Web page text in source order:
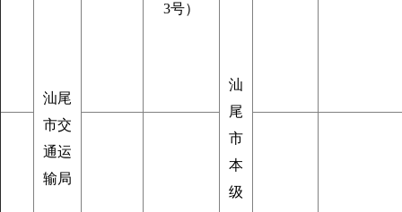
汕尾
市交
通运
输局
3号）
汕
尾
市
本
级